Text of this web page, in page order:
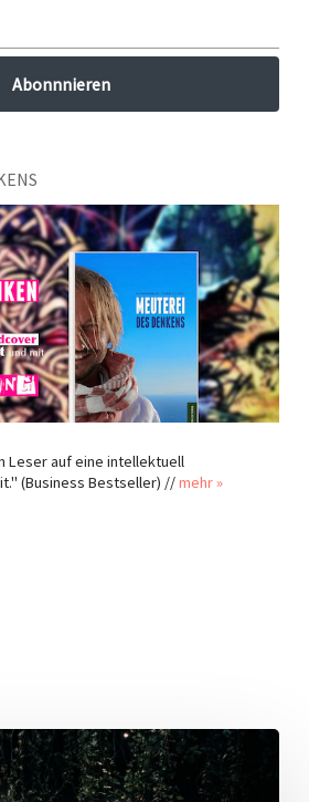
Leser auf eine intellektuell
(Business Bestseller) //mehr »